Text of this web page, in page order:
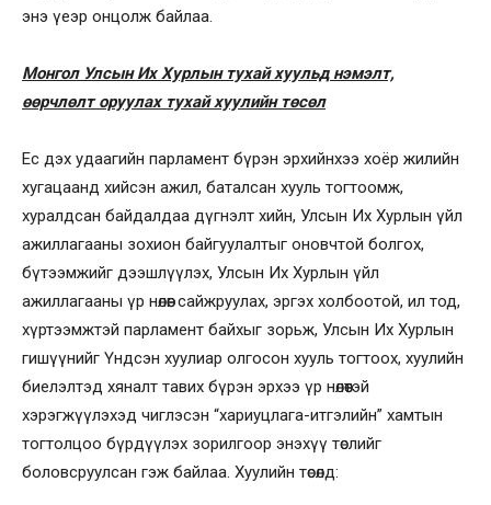
энэ үеэр онцолж байлаа.
Монгол Улсын Их Хурлын тухай хуульд нэмэлт,
өөрчлөлт оруулах тухай хуулийн төсөл
Ес дэх удаагийн парламент бүрэн эрхийнхээ хоёр жилийн
хугацаанд хийсэн ажил, баталсан хууль тогтоомж,
хуралдсан байдалдаа дүгнэлт хийн, Улсын Их Хурлын үйл
ажиллагааны зохион байгуулалтыг оновчтой болгох,
бүтээмжийг дээшлүүлэх, Улсын Их Хурлын үйл
ажиллагааны үр нөлөөг сайжруулах, эргэх холбоотой, ил тод,
хүртээмжтэй парламент байхыг зорьж, Улсын Их Хурлын
гишүүнийг Үндсэн хуулиар олгосон хууль тогтоох, хуулийн
биелэлтэд хяналт тавих бүрэн эрхээ үр нөлөөтэй
хэрэгжүүлэхэд чиглэсэн “хариуцлага-итгэлийн” хамтын
тогтолцоо бүрдүүлэх зорилгоор энэхүү төслийг
боловсруулсан гэж байлаа. Хуулийн төсөлд: